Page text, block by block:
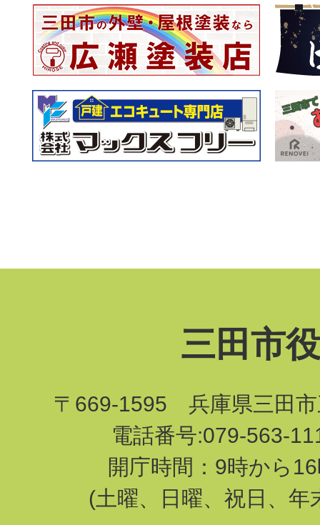
三田市
〒669-1595 兵庫県三田市
電話番号:079-563-
開庁時間：9時から
(土曜、日曜、祝日、年